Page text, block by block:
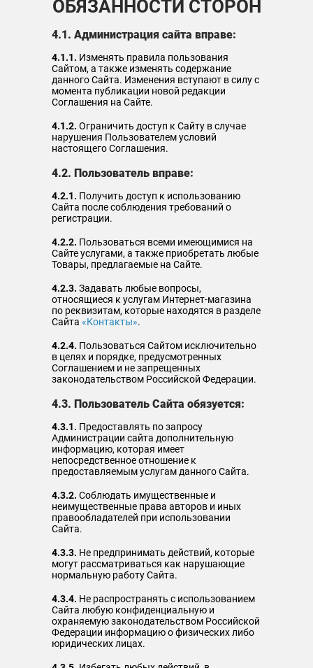
ОБЯЗАННОСТИ СТОРОН
4.1. Администрация сайта вправе:
4.1.1. Изменять правила пользования
Сайтом, а также изменять содержание
данного Сайта. Изменения вступают в силу с
момента публикации новой редакции
Соглашения на Сайте.
4.1.2. Ограничить доступ к Сайту в случае
нарушения Пользователем условий
настоящего Соглашения.
4.2. Пользователь вправе:
4.2.1. Получить доступ к использованию
Сайта после соблюдения требований о
регистрации.
4.2.2. Пользоваться всеми имеющимися на
Сайте услугами, а также приобретать любые
Товары, предлагаемые на Сайте.
4.2.3. Задавать любые вопросы,
относящиеся к услугам Интернет-магазина
по реквизитам, которые находятся в разделе
Сайта «Контакты».
4.2.4. Пользоваться Сайтом исключительно
в целях и порядке, предусмотренных
Соглашением и не запрещенных
законодательством Российской Федерации.
4.3. Пользователь Сайта обязуется:
4.3.1. Предоставлять по запросу
Администрации сайта дополнительную
информацию, которая имеет
непосредственное отношение к
предоставляемым услугам данного Сайта.
4.3.2. Соблюдать имущественные и
неимущественные права авторов и иных
правообладателей при использовании
Сайта.
4.3.3. Не предпринимать действий, которые
могут рассматриваться как нарушающие
нормальную работу Сайта.
4.3.4. Не распространять с использованием
Сайта любую конфиденциальную и
охраняемую законодательством Российской
Федерации информацию о физических либо
юридических лицах.